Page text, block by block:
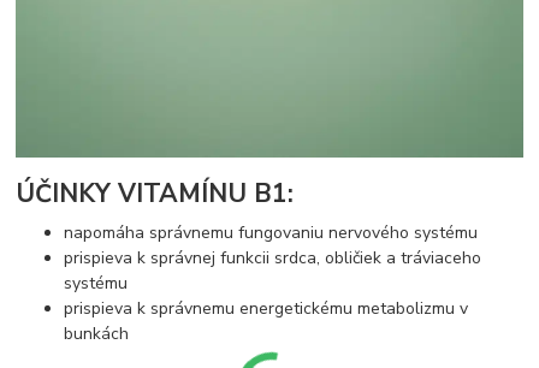
ÚČINKY VITAMÍNU B1:
napomáha správnemu fungovaniu nervového systému
prispieva k správnej funkcii srdca, obličiek a tráviaceho
systému
prispieva k správnemu energetickému metabolizmu v
bunkách